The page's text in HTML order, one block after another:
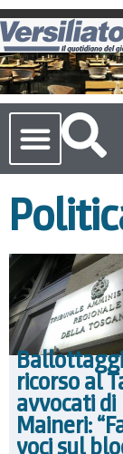
ricorso al
avvocati di
Maineri:
voci sul